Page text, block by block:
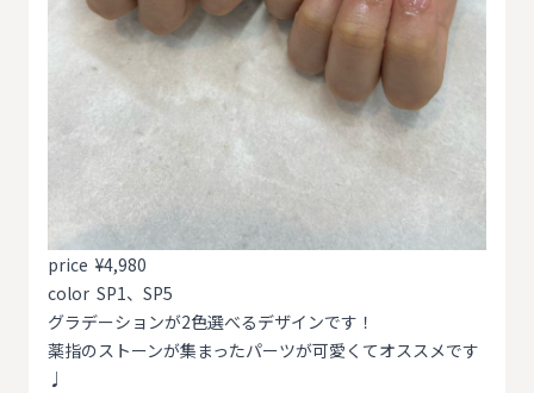
price ¥4,980
color SP1、SP5
グラデーションが2色選べるデザインです！
薬指のストーンが集まったパーツが可愛くてオススメです
♩